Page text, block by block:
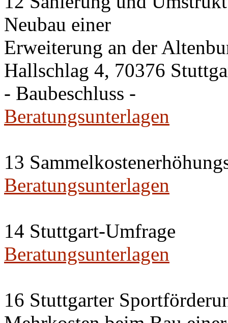
Neubau einer
Erweiterung an der
Hallschlag 4, 70376
- Baubeschluss -
Beratungsunterlagen
13
Beratungsunterlagen
14 Stuttgart-Umfrage
Beratungsunterlagen
16 Stuttgarter